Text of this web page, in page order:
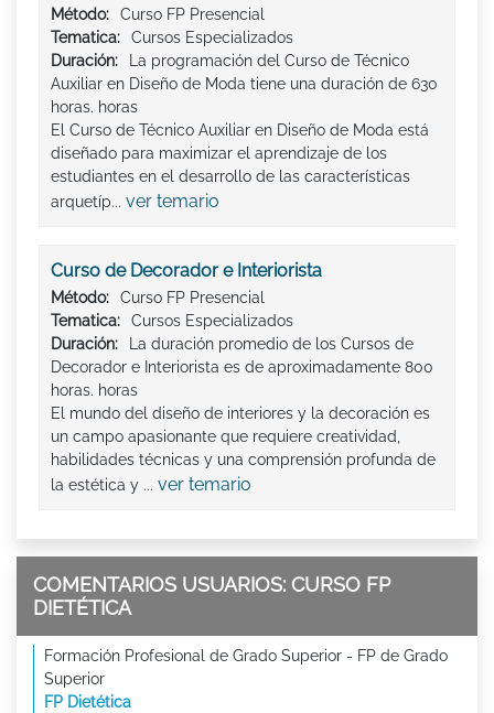
Método:
Curso FP Presencial
Tematica:
Cursos Especializados
Duración:
La programación del Curso de Técnico
Auxiliar en Diseño de Moda tiene una duración de 630
horas. horas
El Curso de Técnico Auxiliar en Diseño de Moda está
diseñado para maximizar el aprendizaje de los
estudiantes en el desarrollo de las características
arquetíp... ver temario
Curso de Decorador e Interiorista
Método:
Curso FP Presencial
Tematica:
Cursos Especializados
Duración:
La duración promedio de los Cursos de
Decorador e Interiorista es de aproximadamente 800
horas. horas
El mundo del diseño de interiores y la decoración es
un campo apasionante que requiere creatividad,
habilidades técnicas y una comprensión profunda de
la estética y ... ver temario
COMENTARIOS USUARIOS: CURSO FP
DIETÉTICA
Formación Profesional de Grado Superior - FP de Grado
Superior
FP Dietética